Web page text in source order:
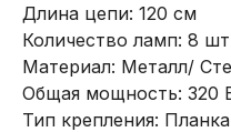
Длина цепи: 120 см
Количество ламп: 8 шт
Материал: Металл/
Общая мощность: 320
Тип крепления: Планка